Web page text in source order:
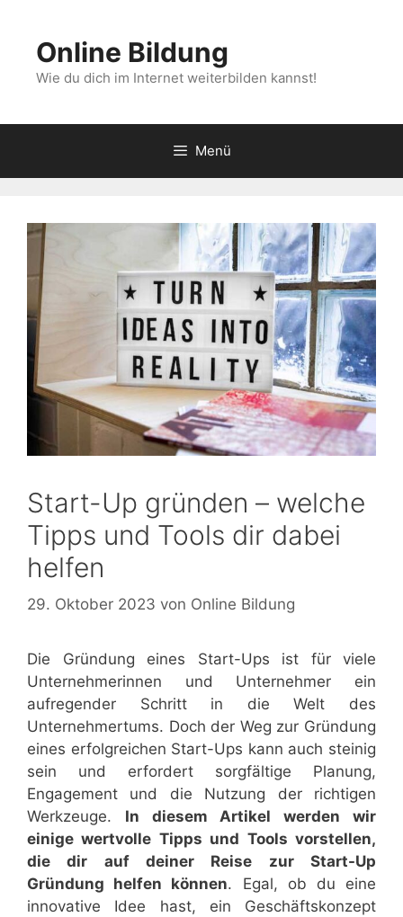
springenOnline Bildung
Wie du dich im Internet weiterbilden kannst!
Menü
Start-Up gründen – welche
Tipps und Tools dir dabei
helfen
29. Oktober 2023 von Online Bildung
Die Gründung eines Start-Ups ist für viele
Unternehmerinnen und Unternehmer ein
aufregender Schritt in die Welt des
Unternehmertums. Doch der Weg zur Gründung
eines erfolgreichen Start-Ups kann auch steinig
sein und erfordert sorgfältige Planung,
Engagement und die Nutzung der richtigen
Werkzeuge. In diesem Artikel werden wir
einige wertvolle Tipps und Tools vorstellen,
die dir auf deiner Reise zur Start-Up
Gründung helfen können. Egal, ob du eine
innovative Idee hast, ein Geschäftskonzept